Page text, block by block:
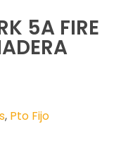
5A FIRE
, Pto Fijo